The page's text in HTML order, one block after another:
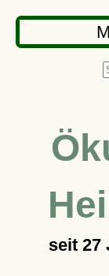
seit 27